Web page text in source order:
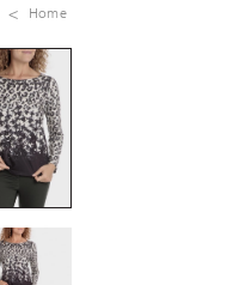
Home